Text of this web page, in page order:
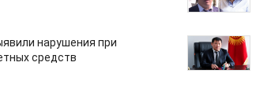
нарушения при
средств